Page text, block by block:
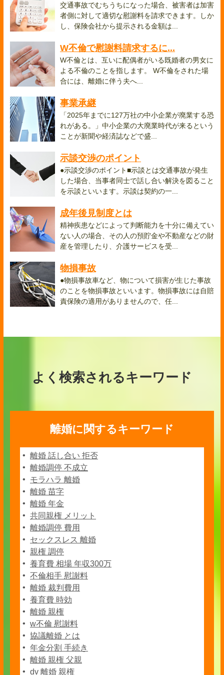
交通事故でむちうちになった場合、被害者は加害
者側に対して適切な慰謝料を請求できます。しか
し、保険会社から提示される金額は...
W不倫で慰謝料請求するに...
W不倫とは、互いに配偶者がいる既婚者の男女に
よる不倫のことを指します。 W不倫をされた場
合には、離婚に伴う夫へ...
事業承継
「2025年までに127万社の中小企業が廃業する恐
れがある。」中小企業の大廃業時代が来るという
ことが新聞や経済誌などで盛...
示談交渉のポイント
●示談交渉のポイント■示談とは交通事故が発生
した場合、当事者同士で話し合い解決を図ること
を示談といいます。示談は契約の一...
成年後見制度とは
精神疾患などによって判断能力を十分に備えてい
ない人の場合、その人の預貯金や不動産などの財
産を管理したり、介護サービスを受...
物損事故
●物損事故車など、物について損害が生じた事故
のことを物損事故といいます。物損事故には自賠
責保険の適用がありませんので、任...
よく検索されるキーワード
離婚に関するキーワード
離婚 話し合い 拒否
離婚調停 不成立
モラハラ 離婚
離婚 苗字
離婚 年金
共同親権 メリット
離婚調停 費用
セックスレス 離婚
親権 調停
養育費 相場 年収300万
不倫相手 慰謝料
離婚 裁判費用
養育費 時効
離婚 親権
w不倫 慰謝料
協議離婚 とは
年金分割 手続き
離婚 親権 父親
dv 離婚 親権